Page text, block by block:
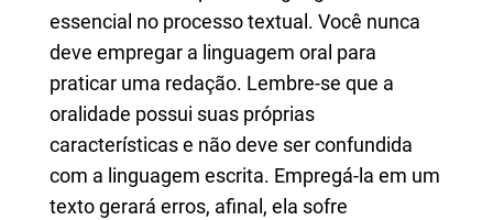
essencial no processo textual. Você nunca
deve empregar a linguagem oral para
praticar uma redação. Lembre-se que a
oralidade possui suas próprias
características e não deve ser confundida
com a linguagem escrita. Empregá-la em um
texto gerará erros, afinal, ela sofre